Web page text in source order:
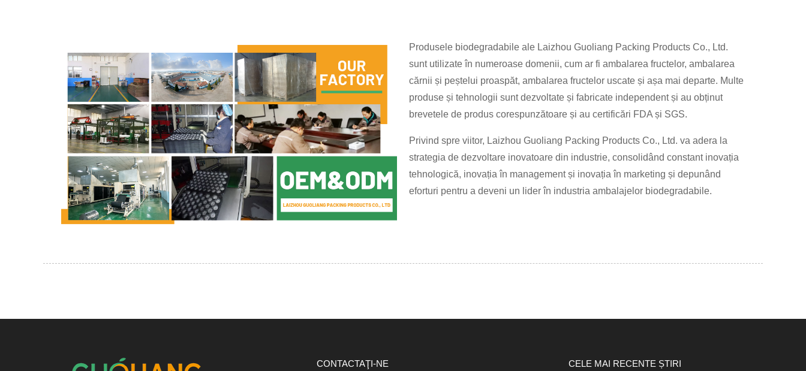
Produsele biodegradabile ale Laizhou Guoliang Packing Products Co., Ltd.
sunt utilizate în numeroase domenii, cum ar fi ambalarea fructelor, ambalarea
cărnii și peștelui proaspăt, ambalarea fructelor uscate și așa mai departe. Multe
produse și tehnologii sunt dezvoltate și fabricate independent și au obținut
brevetele de produs corespunzătoare și au certificări FDA și SGS.
Privind spre viitor, Laizhou Guoliang Packing Products Co., Ltd. va adera la
strategia de dezvoltare inovatoare din industrie, consolidând constant inovația
tehnologică, inovația în management și inovația în marketing și depunând
eforturi pentru a deveni un lider în industria ambalajelor biodegradabile.
CONTACTAŢI-NE CELE MAI RECENTE ȘTIRI